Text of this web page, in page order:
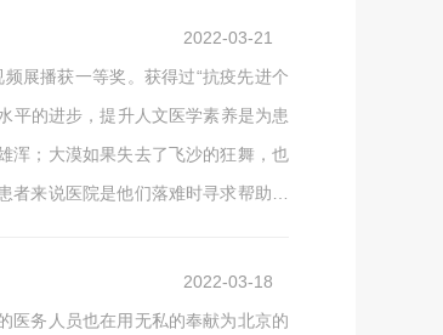
2022-03-21
展播获一等奖。获得过“抗疫先进个
平的进步，提升人文医学素养是为患
浑；大漠如果失去了飞沙的狂舞，也
来说医院是他们落难时寻求帮助的
2022-03-18
医务人员也在用无私的奉献为北京的